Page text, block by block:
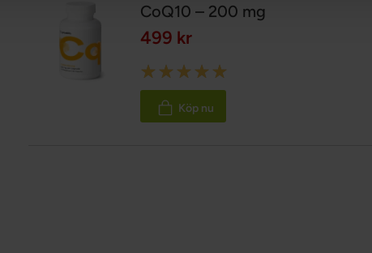
CoQ10 – 200 mg
499 kr
Rating:
100%
Köp nu